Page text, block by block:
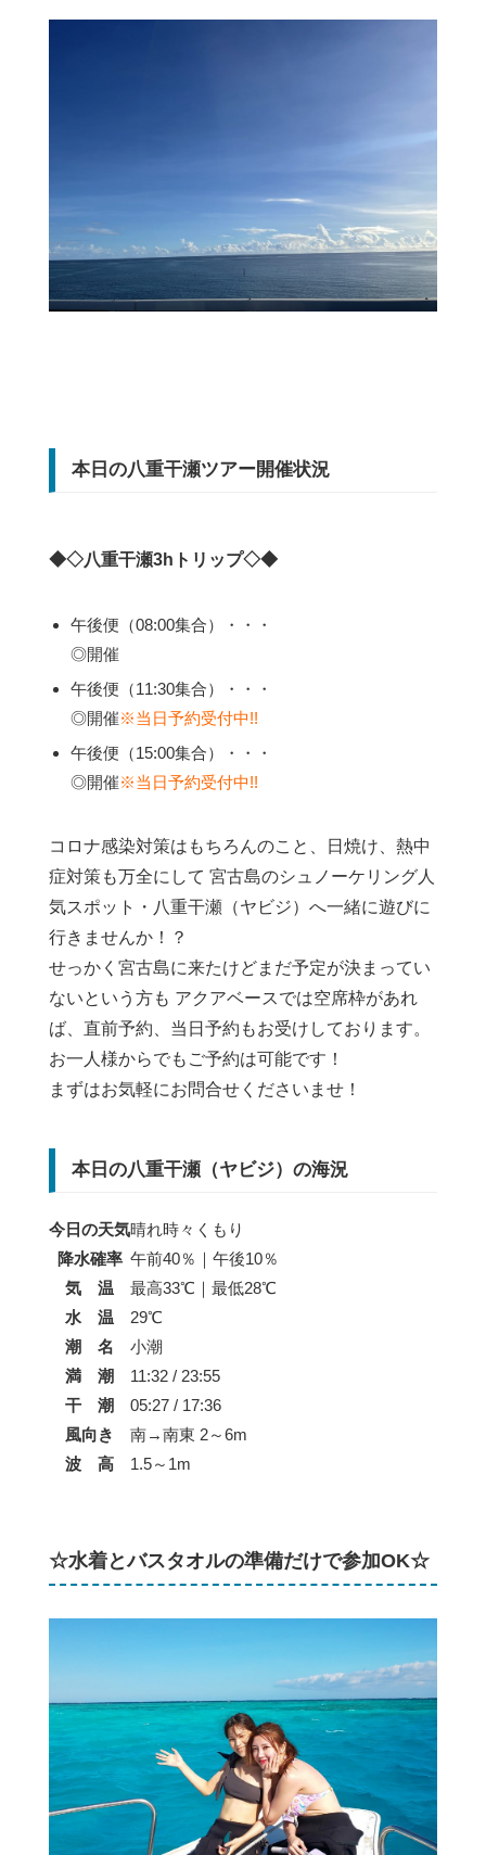
本日の八重干瀬ツアー開催状況
◆◇八重干瀬3hトリップ◇◆
午後便（08:00集合）・・・
◎開催
午後便（11:30集合）・・・
◎開催※当日予約受付中!!
午後便（15:00集合）・・・
◎開催※当日予約受付中!!
コロナ感染対策はもちろんのこと、日焼け、熱中
症対策も万全にして 宮古島のシュノーケリング人
気スポット・八重干瀬（ヤビジ）へ一緒に遊びに
行きませんか！？
せっかく宮古島に来たけどまだ予定が決まってい
ないという方も アクアベースでは空席枠があれ
ば、直前予約、当日予約もお受けしております。
お一人様からでもご予約は可能です！
まずはお気軽にお問合せくださいませ！
本日の八重干瀬（ヤビジ）の海況
今日の天気晴れ時々くもり
降水確率 午前40％｜午後10％
気 温
最高33℃｜最低28℃
水 温
29℃
潮 名
小潮
満 潮
11:32 / 23:55
干 潮
05:27 / 17:36
風向き
南→南東 2～6m
波 高
1.5～1m
☆水着とバスタオルの準備だけで参加OK☆